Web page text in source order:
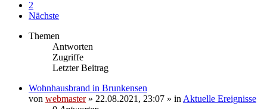
2
Nächste
Themen
Antworten
Zugriffe
Letzter Beitrag
Wohnhausbrand in Brunkensen
von webmaster» 22.08.2021, 23:07 » in Aktuelle Ereignisse